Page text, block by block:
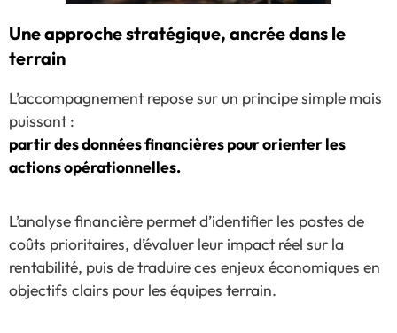
Une approche stratégique, ancrée dans le
terrain
L’accompagnement repose sur un principe simple mais
puissant :
partir des données financières pour orienter les
actions opérationnelles.
L’analyse financière permet d’identifier les postes de
coûts prioritaires, d’évaluer leur impact réel sur la
rentabilité, puis de traduire ces enjeux économiques en
objectifs clairs pour les équipes terrain.